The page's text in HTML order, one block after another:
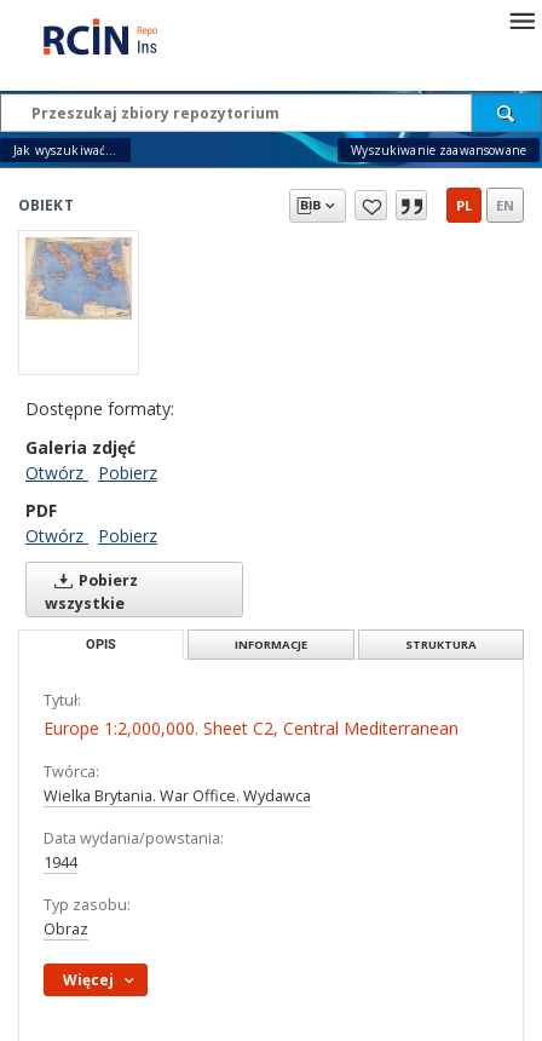
Jak wyszukiwać... Wyszukiwanie zaawansowane
OBIEKT PL EN
Dostępne formaty:
Galeria zdjęć
Otwórz
Pobierz
PDF
Otwórz
Pobierz
Pobierz
wszystkie
OPIS INFORMACJE STRUKTURA
Tytuł:
Europe 1:2,000,000. Sheet C2, Central Mediterranean
Twórca:
Wielka Brytania. War Office. Wydawca
Data wydania/powstania:
1944
Typ zasobu:
Obraz
Więcej